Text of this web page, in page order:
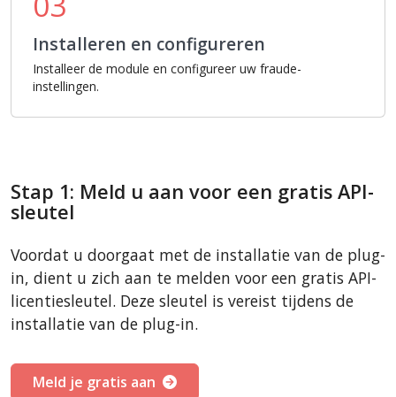
Installeren en configureren
Installeer de module en configureer uw fraude-
instellingen.
Stap 1: Meld u aan voor een gratis API-
sleutel
Voordat u doorgaat met de installatie van de plug-
in, dient u zich aan te melden voor een gratis API-
licentiesleutel. Deze sleutel is vereist tijdens de
installatie van de plug-in.
Meld je gratis aan